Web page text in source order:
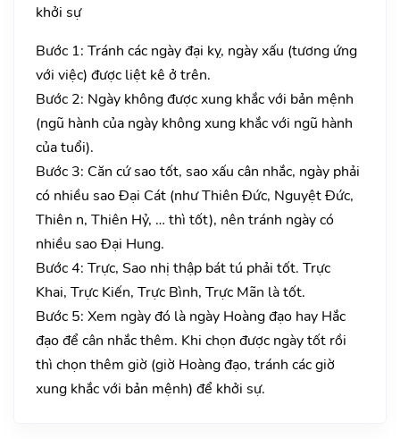
khởi sự
Bước 1: Tránh các ngày đại kỵ, ngày xấu (tương ứng
với việc) được liệt kê ở trên.
Bước 2: Ngày không được xung khắc với bản mệnh
(ngũ hành của ngày không xung khắc với ngũ hành
của tuổi).
Bước 3: Căn cứ sao tốt, sao xấu cân nhắc, ngày phải
có nhiều sao Đại Cát (như Thiên Đức, Nguyệt Đức,
Thiên n, Thiên Hỷ, … thì tốt), nên tránh ngày có
nhiều sao Đại Hung.
Bước 4: Trực, Sao nhị thập bát tú phải tốt. Trực
Khai, Trực Kiến, Trực Bình, Trực Mãn là tốt.
Bước 5: Xem ngày đó là ngày Hoàng đạo hay Hắc
đạo để cân nhắc thêm. Khi chọn được ngày tốt rồi
thì chọn thêm giờ (giờ Hoàng đạo, tránh các giờ
xung khắc với bản mệnh) để khởi sự.